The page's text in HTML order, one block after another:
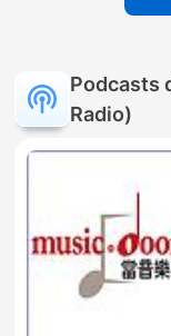
Podcasts
Radio)